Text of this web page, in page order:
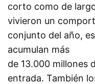
corto como de
vivieron un
conjunto del año,
acumulan más
de 13.000 millones
entrada. También